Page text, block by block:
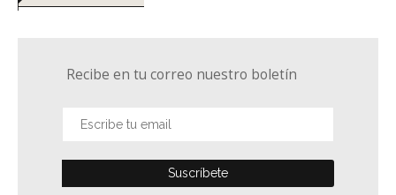
Recibe en tu correo nuestro boletín